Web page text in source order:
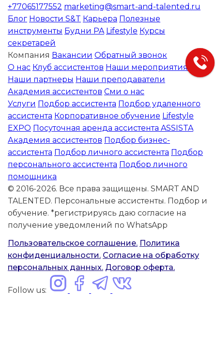
+77065177552 marketing@smart-and-talented.ru
Блог Новости S&T Карьера Полезные
инструменты Будни PA Lifestyle Курсы
секретарей
Компания Вакансии Обратный звонок
О нас Клуб ассистентов Наши мероприятия
Наши партнеры Наши преподаватели
Академия ассистентов Сми о нас
Услуги Подбор ассистента Подбор удаленного
ассистента Корпоративное обучение Lifestyle
EXPO Посуточная аренда ассистента ASSISTA
Академия ассистентов Подбор бизнес-
ассистента Подбор личного ассистента Подбор
персонального ассистента Подбор личного
помощника
© 2016-2026. Все права защищены. SMART AND
TALENTED. Персональные ассистенты. Подбор и
обучение. *регистрируясь даю согласие на
получение уведомлений по WhatsApp
Пользовательское соглашение. Политика
конфиденциальности. Согласие на обработку
персональных данных. Договор оферта.
Follow us: